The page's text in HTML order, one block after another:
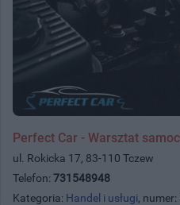
Perfect Car - Warsztat
ul. Rokicka 17, 83-110 Tczew
Telefon: 731548948
Kategoria: Handel i usługi, numer: